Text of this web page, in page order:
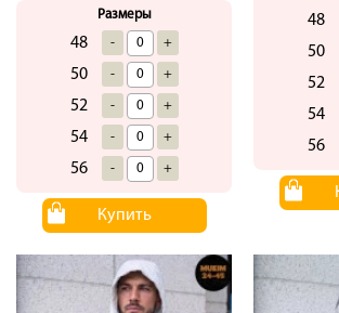
Размеры
48 - +
50 - +
52 - +
54 - +
56 - +
Купить
48
50
52
54
56